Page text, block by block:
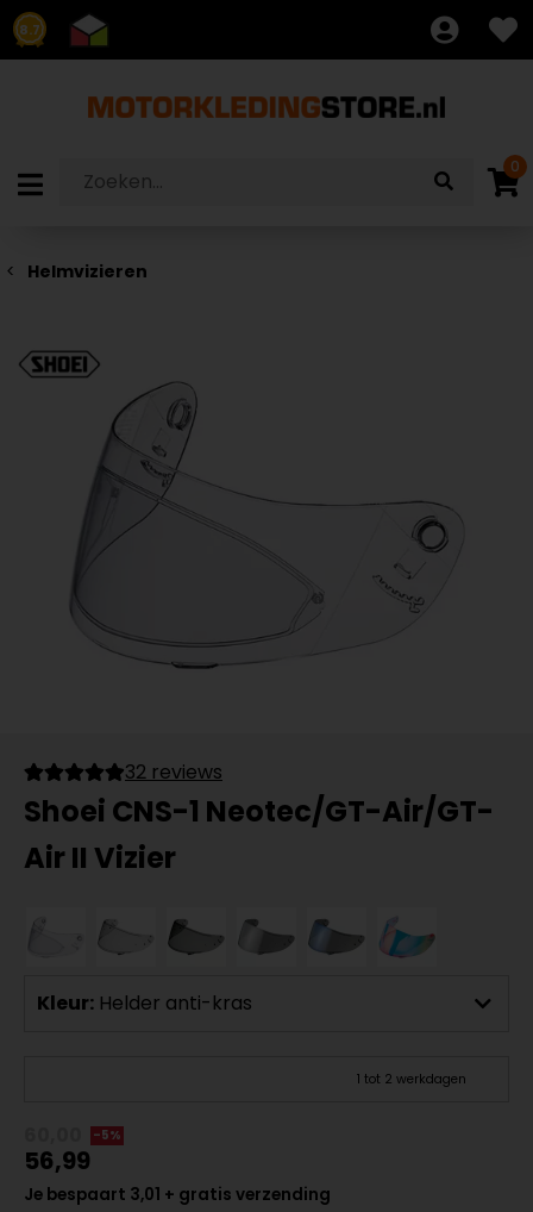
8.7
0
Helmvizieren
32 reviews
Shoei CNS-1 Neotec/GT-Air/GT-
Air II Vizier
Kleur: Helder anti-kras
1 tot 2 werkdagen
-5%
56,99
Je bespaart 3,01 + gratis verzending